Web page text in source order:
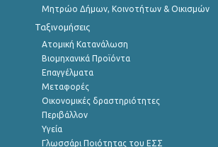
Μητρώο Δήμων, Κοινοτήτων & Οικισμών
Ταξινομήσεις
Ατομική Κατανάλωση
Βιομηχανικά Προϊόντα
Επαγγέλματα
Μεταφορές
Οικονομικές δραστηριότητες
Περιβάλλον
Υγεία
Γλωσσάρι Ποιότητας του ΕΣΣ